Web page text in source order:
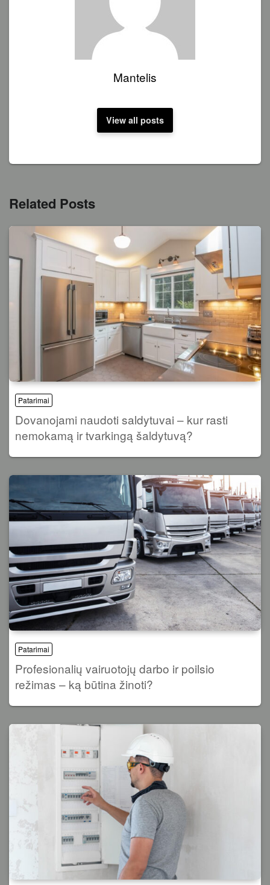
Mantelis
View all posts
Related Posts
Patarimai
Dovanojami naudoti saldytuvai – kur rasti
nemokamą ir tvarkingą šaldytuvą?
Patarimai
Profesionalių vairuotojų darbo ir poilsio
režimas – ką būtina žinoti?